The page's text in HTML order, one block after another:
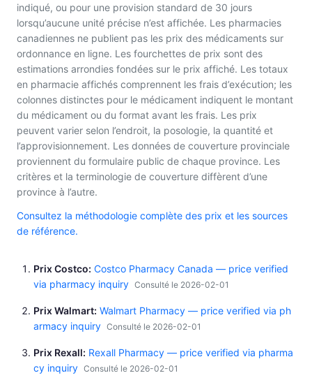
indiqué, ou pour une provision standard de 30 jours
lorsqu’aucune unité précise n’est affichée. Les pharmacies
canadiennes ne publient pas les prix des médicaments sur
ordonnance en ligne. Les fourchettes de prix sont des
estimations arrondies fondées sur le prix affiché. Les totaux
en pharmacie affichés comprennent les frais d’exécution; les
colonnes distinctes pour le médicament indiquent le montant
du médicament ou du format avant les frais. Les prix
peuvent varier selon l’endroit, la posologie, la quantité et
l’approvisionnement. Les données de couverture provinciale
proviennent du formulaire public de chaque province. Les
critères et la terminologie de couverture diffèrent d’une
province à l’autre.
Consultez la méthodologie complète des prix et les sources
de référence.
Prix Costco Costco Pharmacy Canada — price verified
via pharmacy inquiry Consulté le 2026-02-01
Prix Walmart Walmart Pharmacy — price verified via ph
armacy inquiry Consulté le 2026-02-01
Prix Rexall Rexall Pharmacy — price verified via pharma
cy inquiry Consulté le 2026-02-01